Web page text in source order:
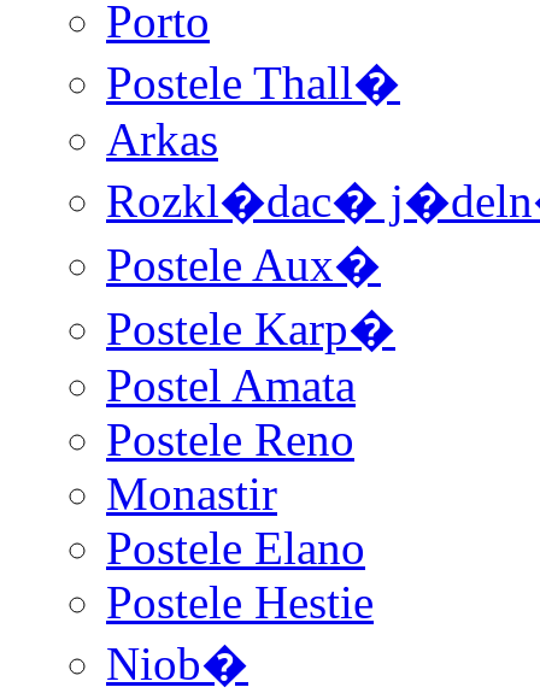
Porto
Postele Thall�
Arkas
Rozkl�dac�
Postele Aux�
Postele Karp�
Postel Amata
Postele Reno
Monastir
Postele Elano
Postele Hestie
Niob�